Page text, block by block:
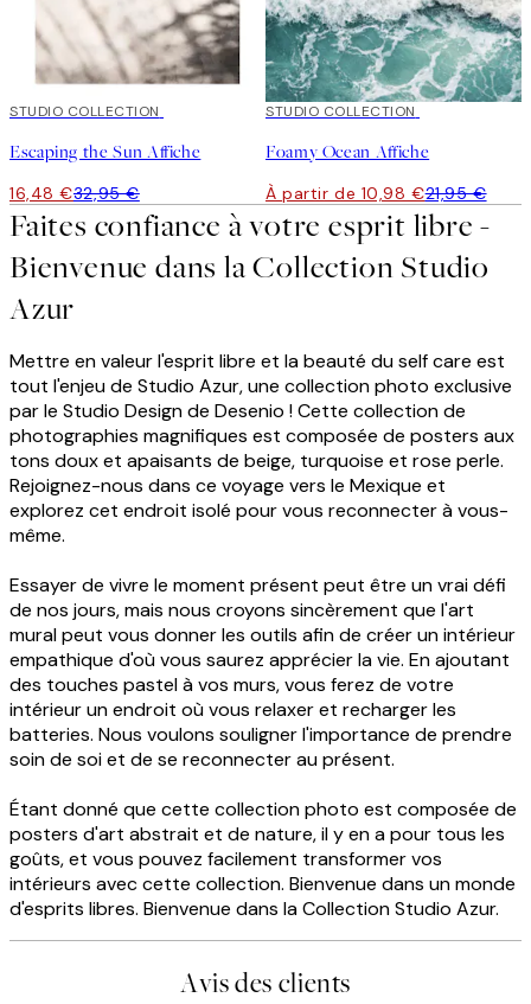
50%*
STUDIO COLLECTION
Escaping the Sun Affiche
16,48 €32,95 €
50%*
STUDIO COLLECTION
Foamy Ocean Affiche
À partir de 10,98 €21,95 €
Faites confiance à votre esprit libre -
Bienvenue dans la Collection Studio
Azur
Mettre en valeur l'esprit libre et la beauté du self care est
tout l'enjeu de Studio Azur, une collection photo exclusive
par le Studio Design de Desenio ! Cette collection de
photographies magnifiques est composée de posters aux
tons doux et apaisants de beige, turquoise et rose perle.
Rejoignez-nous dans ce voyage vers le Mexique et
explorez cet endroit isolé pour vous reconnecter à vous-
même.
Essayer de vivre le moment présent peut être un vrai défi
de nos jours, mais nous croyons sincèrement que l'art
mural peut vous donner les outils afin de créer un intérieur
empathique d'où vous saurez apprécier la vie. En ajoutant
des touches pastel à vos murs, vous ferez de votre
intérieur un endroit où vous relaxer et recharger les
batteries. Nous voulons souligner l'importance de prendre
soin de soi et de se reconnecter au présent.
Étant donné que cette collection photo est composée de
posters d'art abstrait et de nature, il y en a pour tous les
goûts, et vous pouvez facilement transformer vos
intérieurs avec cette collection. Bienvenue dans un monde
d'esprits libres. Bienvenue dans la Collection Studio Azur.
Avis des clients